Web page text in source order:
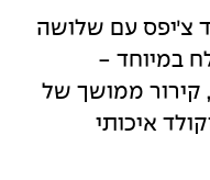
צ׳יפס עם שלושה
במיוחד -
ממושך של
איכותי